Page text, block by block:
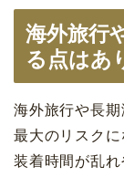
海外旅行
る点はあ
海外旅行や長
最大のリスク
装着時間が乱